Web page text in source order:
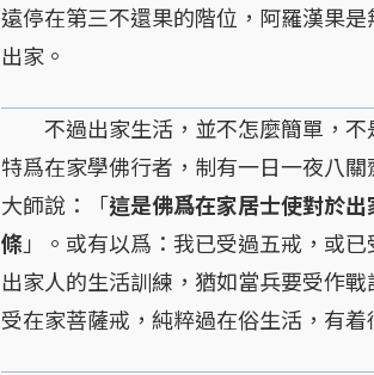
遠停在第三不還果的階位，阿羅漢果
出家。
不過出家生活，並不怎麼簡單，不
特爲在家學佛行者，制有一日一夜八
大師說：「這是佛爲在家居士使對於
條」。或有以爲：我已受過五戒，或
出家人的生活訓練，猶如當兵要受作
受在家菩薩戒，純粹過在俗生活，有